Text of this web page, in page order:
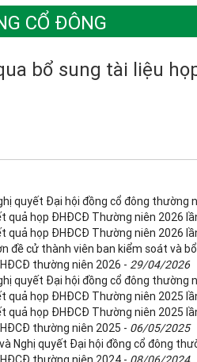
CỔ ĐÔNG
bổ sung tài liệu
quyết Đại hội đồng cổ đông thường
quả họp ĐHĐCĐ Thường niên 2026
quả họp ĐHĐCĐ Thường niên 2026
đề cử thành viên ban kiểm soát và
thường niên 2026 - 29/04/2026
quyết Đại hội đồng cổ đông thường
quả họp ĐHĐCĐ Thường niên 2025
quả họp ĐHĐCĐ Thường niên 2025
thường niên 2025 - 06/05/2025
Nghị quyết Đại hội đồng cổ đông